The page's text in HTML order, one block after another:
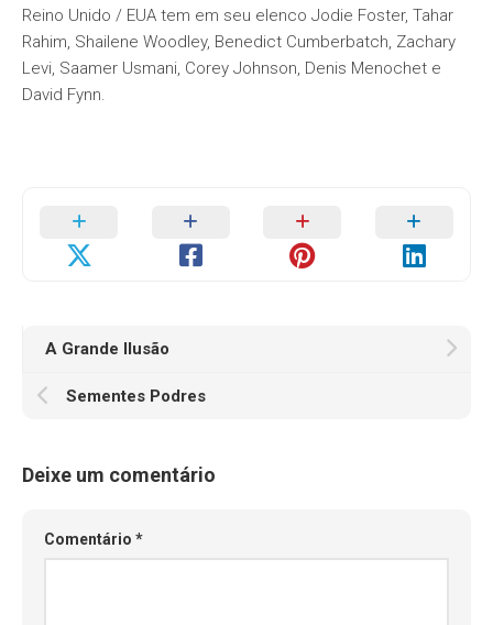
Reino Unido / EUA tem em seu elenco Jodie Foster, Tahar
Rahim, Shailene Woodley, Benedict Cumberbatch, Zachary
Levi, Saamer Usmani, Corey Johnson, Denis Menochet e
David Fynn.
A Grande Ilusão
Sementes Podres
Deixe um comentário
Comentário *